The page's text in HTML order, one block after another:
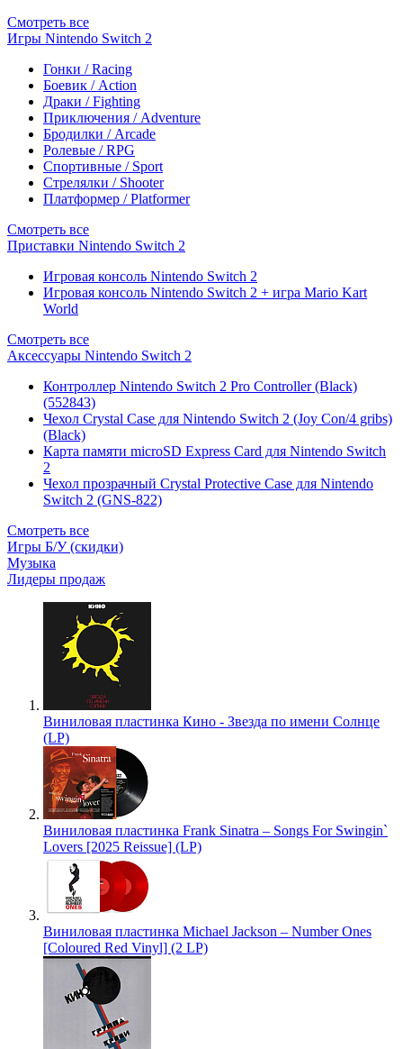
Смотреть все
Игры Nintendo Switch 2
Гонки / Racing
Боевик / Action
Драки / Fighting
Приключения / Adventure
Бродилки / Arcade
Ролевые / RPG
Спортивные / Sport
Стрелялки / Shooter
Платформер / Platformer
Смотреть все
Приставки Nintendo Switch 2
Игровая консоль Nintendo Switch 2
Игровая консоль Nintendo Switch 2 + игра Mario Kart
World
Смотреть все
Аксессуары Nintendo Switch 2
Контроллер Nintendo Switch 2 Pro Controller (Black)
(552843)
Чехол Сrystal Сase для Nintendo Switch 2 (Joy Con/4 gribs)
(Black)
Карта памяти microSD Express Card для Nintendo Switch
2
Чехол прозрачный Crystal Protective Case для Nintendo
Switch 2 (GNS-822)
Смотреть все
Игры Б/У (скидки)
Музыка
Лидеры продаж
Виниловая пластинка Кино - Звезда по имени Солнце
(LP)
Виниловая пластинка Frank Sinatra – Songs For Swingin`
Lovers [2025 Reissue] (LP)
Виниловая пластинка Michael Jackson – Number Ones
[Coloured Red Vinyl] (2 LP)